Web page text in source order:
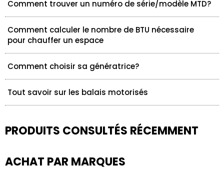
Comment trouver un numéro de série/modèle MTD?
Comment calculer le nombre de BTU nécessaire
pour chauffer un espace
Comment choisir sa génératrice?
Tout savoir sur les balais motorisés
PRODUITS CONSULTÉS RÉCEMMENT
ACHAT PAR MARQUES